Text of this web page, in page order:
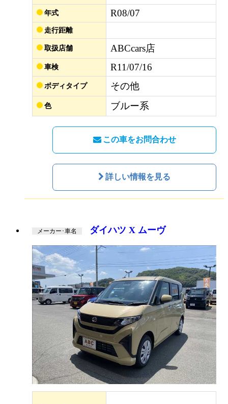
年式 R08/07
走行距離
取扱店舗 ABCcars店
車検 R11/07/16
ボディタイプ その他
色 ブルー系
この車をお問合わせ
詳しい情報を見る
メーカー･車名 ダイハツ X ムーヴ